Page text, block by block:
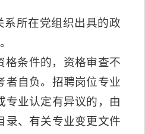
系所在党组织出具的政
格条件的，资格审查不
者自负。招聘岗位专业
专业认定有异议的，由
录、有关专业变更文件